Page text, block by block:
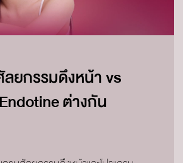
ลยกรรมดึงหน้า vs
ต่างกัน